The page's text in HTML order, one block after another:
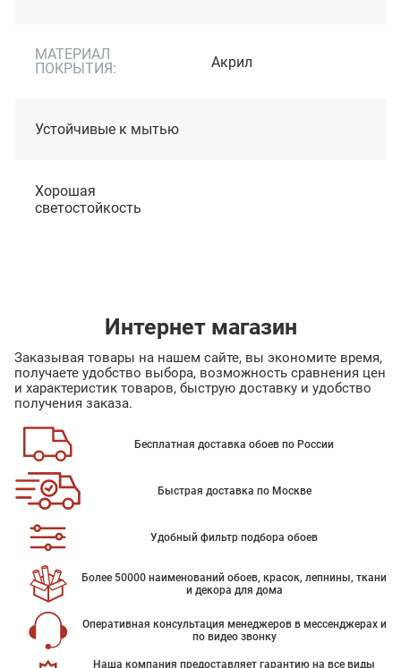
МАТЕРИАЛ
ПОКРЫТИЯ:
Акрил
Устойчивые к мытью
Хорошая
светостойкость
Интернет магазин
Заказывая товары на нашем сайте, вы экономите время,
получаете удобство выбора, возможность сравнения цен
и характеристик товаров, быструю доставку и удобство
получения заказа.
Бесплатная доставка обоев по России
Быстрая доставка по Москве
Удобный фильтр подбора обоев
Более 50000 наименований обоев, красок, лепнины, ткани
и декора для дома
Оперативная консультация менеджеров в мессенджерах и
по видео звонку
Наша компания предоставляет гарантию на все виды